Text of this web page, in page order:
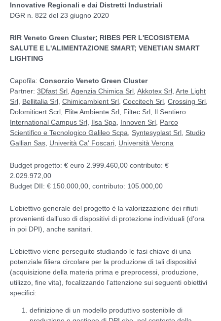
Innovative Regionali e dai Distretti Industriali
DGR n. 822 del 23 giugno 2020
RIR Veneto Green Cluster; RIBES PER L'ECOSISTEMA
SALUTE E L'ALIMENTAZIONE SMART; VENETIAN SMART
LIGHTING
Capofila: Consorzio Veneto Green Cluster
Partner: 3Dfast Srl Agenzia Chimica Srl Akkotex Srl Arte Light
Srl Bellitalia Srl Chimicambient Srl Coccitech Srl Crossing Srl
Dolomiticert Scrl Elite Ambiente Srl Filtec Srl Il Sentiero
International Campus Srl Ilsa Spa Innoven Srl Parco
Scientifico e Tecnologico Galileo Scpa
Syntesyplast Srl Studio
Gallian Sas Univerità Ca' Foscari Università Verona
Budget progetto: € euro 2.999.460,00 contributo: €
2.029.972,00
Budget DII: € 150.000,00, contributo: 105.000,00
L’obiettivo generale del progetto è la valorizzazione dei rifiuti
provenienti dall’uso di dispositivi di protezione individuali (d’ora
in poi DPI), anche sanitari.
L’obiettivo viene perseguito studiando le fasi chiave di una
potenziale filiera circolare per la produzione di tali dispositivi
(acquisizione della materia prima e preprocessi, produzione,
utilizzo, fine vita), focalizzando l’attenzione sui seguenti obiettivi
specifici:
definizione di un modello produttivo sostenibile di